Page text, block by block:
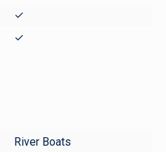
✓
✓
River Boats